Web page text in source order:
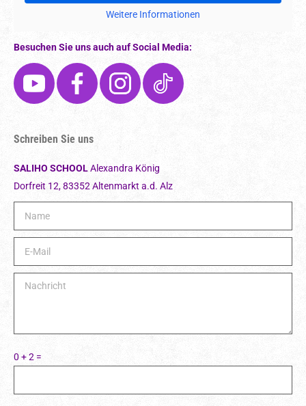
Weitere Informationen
Besuchen Sie uns auch auf Social Media:
Schreiben Sie uns
SALIHO SCHOOLAlexandra König
Dorfreit 12, 83352 Altenmarkt a.d. Alz
0 + 2 =